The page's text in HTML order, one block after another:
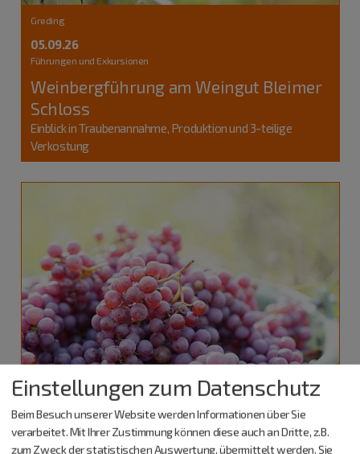
Greding
05.09.26
Führungen und Exkursionen
Weinbergführung am Weingut Bleimer
Schloss
Einblick in Traubenannahme, Produktion und 3-teilige
Verkostung
Greding
Einstellungen zum Datenschutz
Beim Besuch unserer Website werden Informationen über Sie
verarbeitet. Mit Ihrer Zustimmung können diese auch an Dritte, z.B.
zum Zweck der statistischen Auswertung, übermittelt werden. Sie